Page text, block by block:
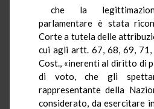
che la
parlamentare è stata
Corte a tutela delle
cui agli artt. 67, 68, 69, 71,
Cost., «inerenti al diritto di
di voto, che gli
rappresentante della
considerato, da esercitare